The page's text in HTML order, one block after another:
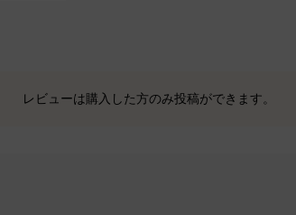
レビューは購入した方のみ投稿ができます。